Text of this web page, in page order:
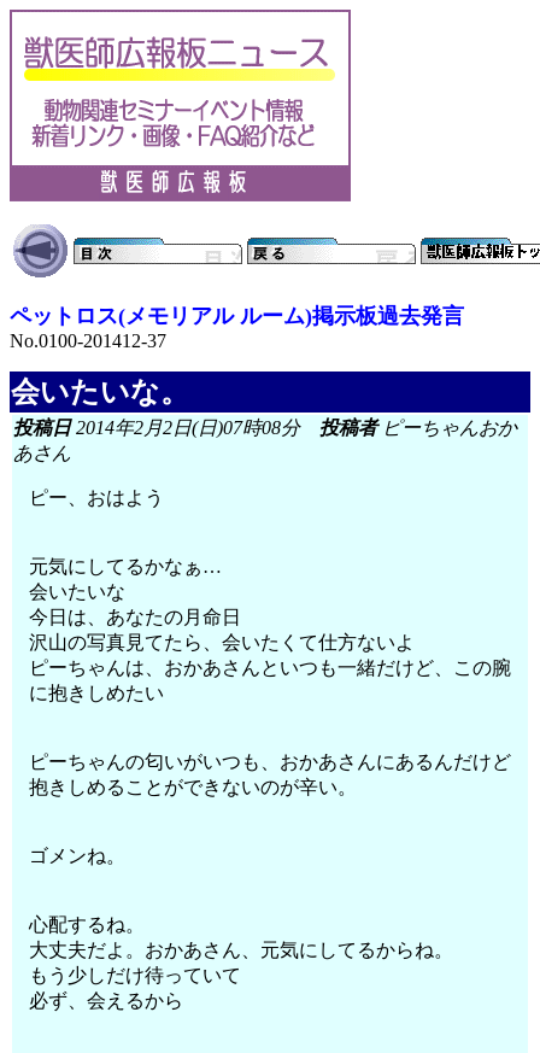
ペットロス(メモリアル ルーム)掲示板過去発言
No.0100-201412-37
会いたいな。
投稿日2014年2月2日(日)07時08分 投稿者ピーちゃんおか
あさん
ピー、おはよう
元気にしてるかなぁ…
会いたいな
今日は、あなたの月命日
沢山の写真見てたら、会いたくて仕方ないよ
ピーちゃんは、おかあさんといつも一緒だけど、この腕
に抱きしめたい
ピーちゃんの匂いがいつも、おかあさんにあるんだけど
抱きしめることができないのが辛い。
ゴメンね。
心配するね。
大丈夫だよ。おかあさん、元気にしてるからね。
もう少しだけ待っていて
必ず、会えるから